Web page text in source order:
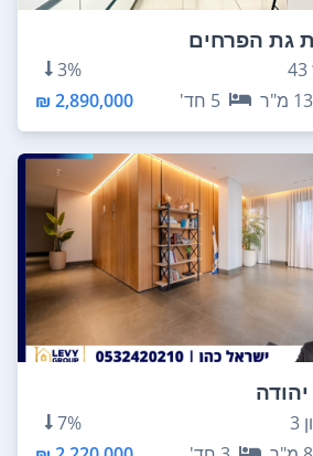
גת הפרחים
3%
מ"ר 5 חד' 2,890,000 ₪
3
7%